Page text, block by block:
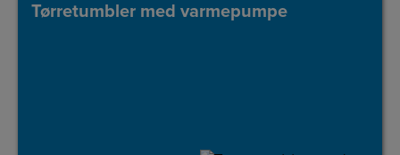
Tørretumbler med varmepumpe